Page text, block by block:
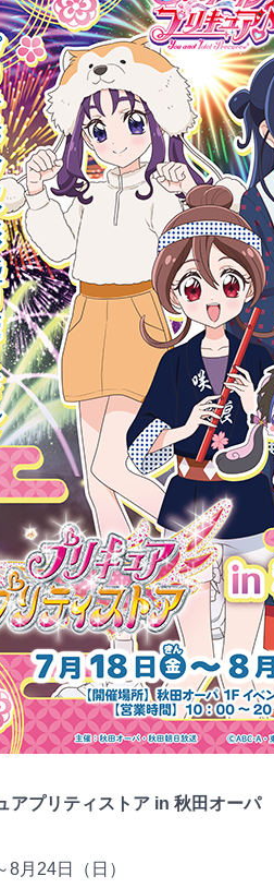
アプリティストア in 秋田オーパ
月24日（日）